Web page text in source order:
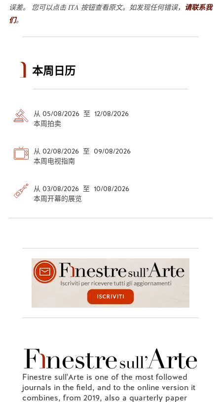
误差。 您可以点击 ITA 按钮查看原文。如发现任何错误， 请联系我
们。
本周日历
从 05/08/2026 至 12/08/2026
本周拍卖
从 02/08/2026 至 09/08/2026
本周电视指南
从 03/08/2026 至 10/08/2026
本周开幕的展览
Finestre sull'Arte is one of the most followed
journals in the field, and to the online version it
combines, from 2019, also a quarterly paper